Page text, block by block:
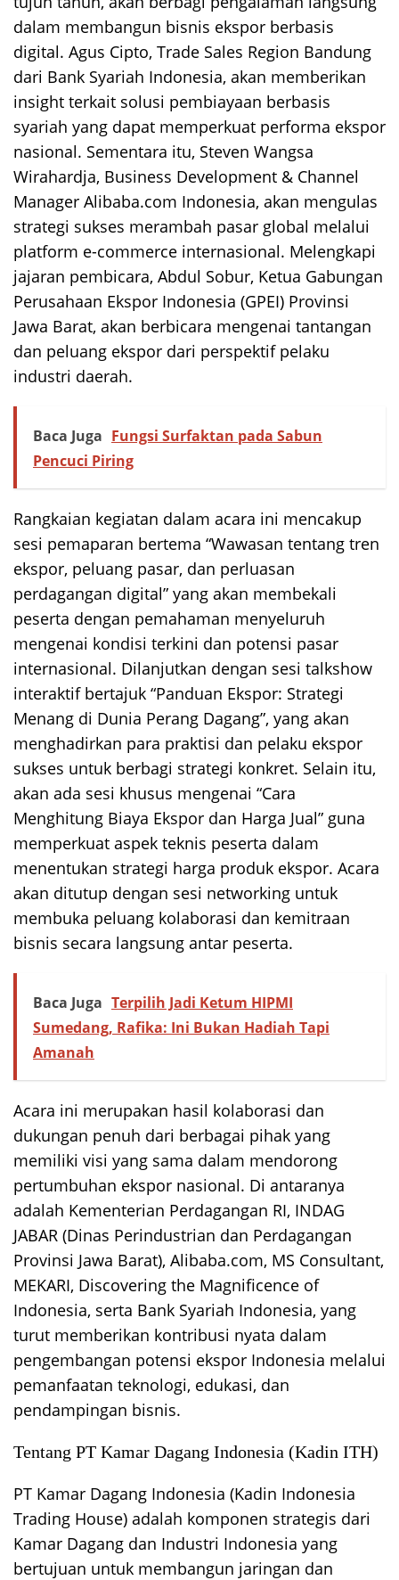
dalam membangun bisnis ekspor berbasis
digital. Agus Cipto, Trade Sales Region Bandung
dari Bank Syariah Indonesia, akan memberikan
insight terkait solusi pembiayaan berbasis
syariah yang dapat memperkuat performa ekspor
nasional. Sementara itu, Steven Wangsa
Wirahardja, Business Development & Channel
Manager Alibaba.com Indonesia, akan mengulas
strategi sukses merambah pasar global melalui
platform e-commerce internasional. Melengkapi
jajaran pembicara, Abdul Sobur, Ketua Gabungan
Perusahaan Ekspor Indonesia (GPEI) Provinsi
Jawa Barat, akan berbicara mengenai tantangan
dan peluang ekspor dari perspektif pelaku
industri daerah.
Baca Juga Fungsi Surfaktan pada Sabun
Pencuci Piring
Rangkaian kegiatan dalam acara ini mencakup
sesi pemaparan bertema “Wawasan tentang tren
ekspor, peluang pasar, dan perluasan
perdagangan digital” yang akan membekali
peserta dengan pemahaman menyeluruh
mengenai kondisi terkini dan potensi pasar
internasional. Dilanjutkan dengan sesi talkshow
interaktif bertajuk “Panduan Ekspor: Strategi
Menang di Dunia Perang Dagang”, yang akan
menghadirkan para praktisi dan pelaku ekspor
sukses untuk berbagi strategi konkret. Selain itu,
akan ada sesi khusus mengenai “Cara
Menghitung Biaya Ekspor dan Harga Jual” guna
memperkuat aspek teknis peserta dalam
menentukan strategi harga produk ekspor. Acara
akan ditutup dengan sesi networking untuk
membuka peluang kolaborasi dan kemitraan
bisnis secara langsung antar peserta.
Baca Juga Terpilih Jadi Ketum HIPMI
Sumedang, Rafika: Ini Bukan Hadiah Tapi
Amanah
Acara ini merupakan hasil kolaborasi dan
dukungan penuh dari berbagai pihak yang
memiliki visi yang sama dalam mendorong
pertumbuhan ekspor nasional. Di antaranya
adalah Kementerian Perdagangan RI, INDAG
JABAR (Dinas Perindustrian dan Perdagangan
Provinsi Jawa Barat), Alibaba.com, MS Consultant,
MEKARI, Discovering the Magnificence of
Indonesia, serta Bank Syariah Indonesia, yang
turut memberikan kontribusi nyata dalam
pengembangan potensi ekspor Indonesia melalui
pemanfaatan teknologi, edukasi, dan
pendampingan bisnis.
Tentang PT Kamar Dagang Indonesia (Kadin ITH)
PT Kamar Dagang Indonesia (Kadin Indonesia
Trading House) adalah komponen strategis dari
Kamar Dagang dan Industri Indonesia yang
bertujuan untuk membangun jaringan dan